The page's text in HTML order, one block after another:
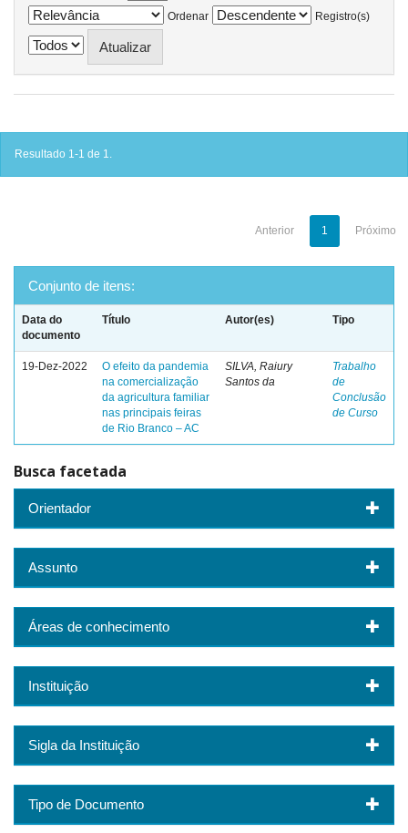
Ordenar
Registro(s)
Resultado 1-1 de 1.
Anterior 1 Próximo
Conjunto de itens:
Data do
documento
Título Autor(es) Tipo
19-Dez-2022
O efeito da pandemia
na comercialização
da agricultura familiar
nas principais feiras
de Rio Branco – AC
SILVA, Raiury
Santos da
Trabalho
de
Conclusão
de Curso
Busca facetada
Orientador
Assunto
Áreas de conhecimento
Instituição
Sigla da Instituição
Tipo de Documento